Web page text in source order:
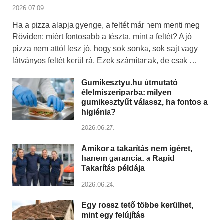
2026.07.09.
Ha a pizza alapja gyenge, a feltét már nem menti meg
Röviden: miért fontosabb a tészta, mint a feltét? A jó
pizza nem attól lesz jó, hogy sok sonka, sok sajt vagy
látványos feltét kerül rá. Ezek számítanak, de csak …
Gumikesztyu.hu útmutató
élelmiszeriparba: milyen
gumikesztyűt válassz, ha fontos a
higiénia?
2026.06.27.
Amikor a takarítás nem ígéret,
hanem garancia: a Rapid
Takarítás példája
2026.06.24.
Egy rossz tető többe kerülhet,
mint egy felújítás